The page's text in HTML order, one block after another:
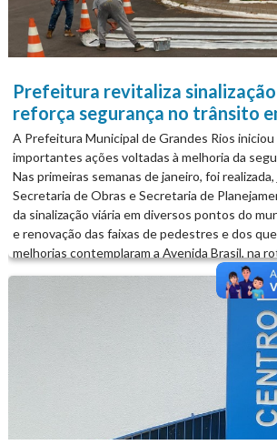
Prefeitura revitaliza
reforça segurança no trânsito
A Prefeitura Municipal de Grandes Rios iniciou
importantes ações voltadas à melhoria da
Nas primeiras semanas de janeiro, foi
Secretaria de Obras e Secretaria de
da sinalização viária em diversos pontos do
e renovação das faixas de pedestres e dos
melhorias contemplaram a Avenida Brasil, na
Barbosa, ao lado da Praça Municipal; e a
frente à APAE, seguindo também no sentido
intervenções garantem mais visibilidade e
contribuindo para a redução de riscos e a
motoristas. A ação também foi estendida ao
Bonito, com revitalizações realizadas na Rua
e em outros pontos do distrito. É A
RIOS TRABALHANDO POR VOCÊ!...